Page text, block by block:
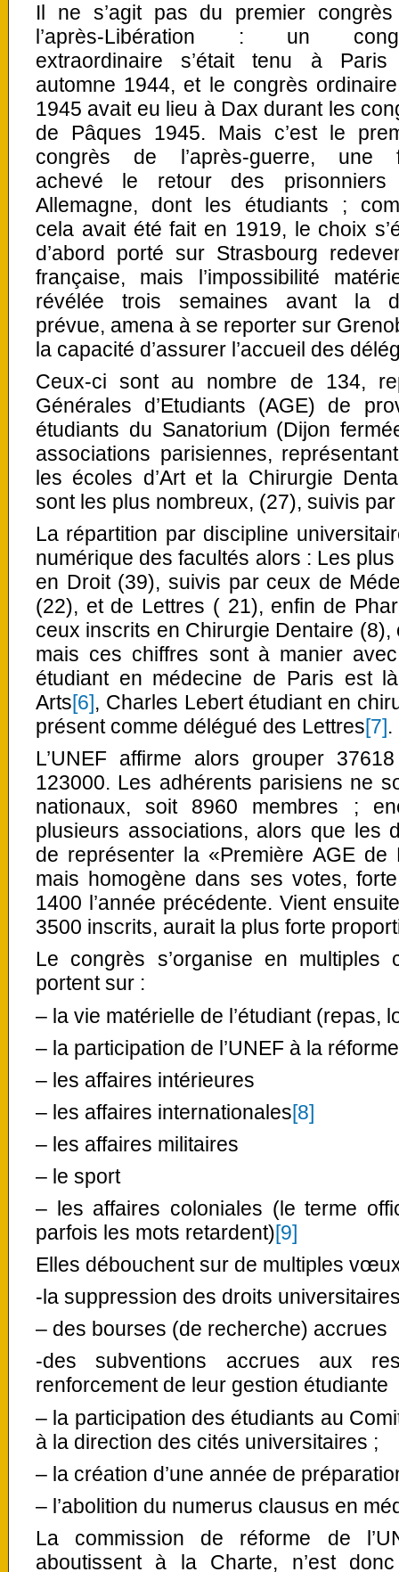
Il ne s’agit pas du premier
l’après-Libération : un
extraordinaire s’était tenu à
automne 1944, et le congrès
1945 avait eu lieu à Dax durant les
de Pâques 1945. Mais c’est le
congrès de l’après-guerre, une
achevé le retour des prisonniers
Allemagne, dont les étudiants ;
cela avait été fait en 1919, le choix
d’abord porté sur Strasbourg
française, mais l’impossibilité
révélée trois semaines avant la
prévue, amena à se reporter sur
la capacité d’assurer l’accueil des
Ceux-ci sont au nombre de 134,
Générales d’Etudiants (AGE) de
étudiants du Sanatorium (Dijon
associations parisiennes,
les écoles d’Art et la Chirurgie
sont les plus nombreux, (27), suivis
La répartition par discipline
numérique des facultés alors : Les
en Droit (39), suivis par ceux de
(22), et de Lettres ( 21), enfin de
ceux inscrits en Chirurgie Dentaire (8),
mais ces chiffres sont à manier
étudiant en médecine de Paris est
Arts[6], Charles Lebert étudiant en
présent comme délégué des Lettres[7].
L’UNEF affirme alors grouper
123000. Les adhérents parisiens ne
nationaux, soit 8960 membres ;
plusieurs associations, alors que les
de représenter la «Première AGE de
mais homogène dans ses votes,
1400 l’année précédente. Vient
3500 inscrits, aurait la plus forte
Le congrès s’organise en multiples
portent sur :
– la vie matérielle de l’étudiant (repas,
– la participation de l’UNEF à la
– les affaires intérieures
– les affaires internationales[8]
– les affaires militaires
– le sport
– les affaires coloniales (le terme
parfois les mots retardent)[9]
Elles débouchent sur de multiples
-la suppression des droits
– des bourses (de recherche) accrues
-des subventions accrues aux
renforcement de leur gestion étudiante
– la participation des étudiants au
à la direction des cités universitaires ;
– la création d’une année de
– l’abolition du numerus clausus en
La commission de réforme de
aboutissent à la Charte, n’est